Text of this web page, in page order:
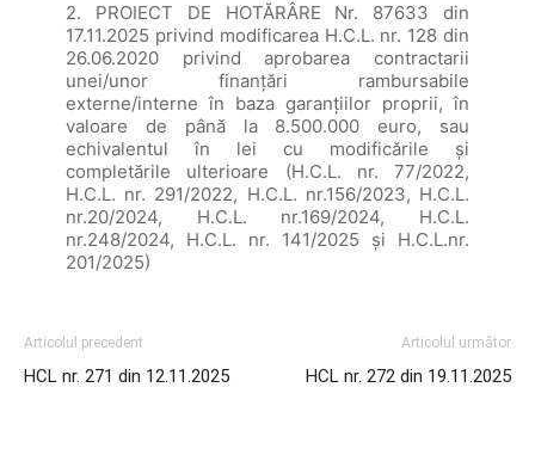
2. PROIECT DE HOTĂRÂRE Nr. 87633 din
17.11.2025 privind modificarea H.C.L. nr. 128 din
26.06.2020 privind aprobarea contractarii
unei/unor finanțări rambursabile
externe/interne în baza garanțiilor proprii, în
valoare de până la 8.500.000 euro, sau
echivalentul în lei cu modificările și
completările ulterioare (H.C.L. nr. 77/2022,
H.C.L. nr. 291/2022, H.C.L. nr.156/2023, H.C.L.
nr.20/2024, H.C.L. nr.169/2024, H.C.L.
nr.248/2024, H.C.L. nr. 141/2025 și H.C.L.nr.
201/2025)
Articolul precedent
HCL nr. 271 din 12.11.2025
Articolul următor
HCL nr. 272 din 19.11.2025